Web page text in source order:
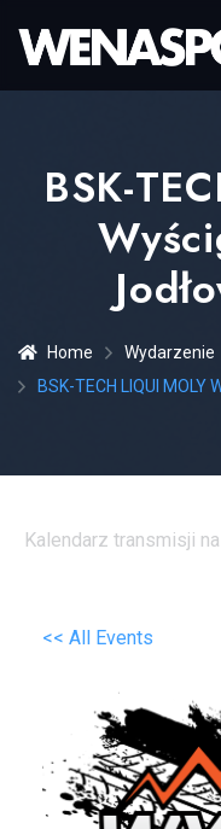
BSK-
Home
Wydarzenie
BSK-TECH LIQUI MOLY
Kalendarz transmisji
<< All Events